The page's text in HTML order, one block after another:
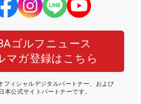
ゴルフニュース
マガ登録はこちら
フィシャルデジタルパートナー、および
本公式サイトパートナーです。